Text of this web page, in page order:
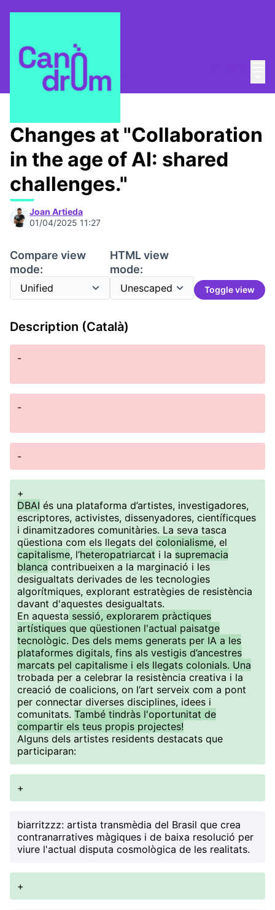
/ Canòdrom Obert
Changes at "Collaboration
in the age of AI: shared
challenges."
Joan Artieda
01/04/2025 11:27
Compare view
mode:
HTML view
mode:
Toggle view
Description (Català)
-
-
-
+
DBAI és una plataforma d’artistes, investigadores,
escriptores, activistes, dissenyadores, científicques
i dinamitzadores comunitàries. La seva tasca
qüestiona com els llegats del colonialisme, el
capitalisme, l’heteropatriarcat i la supremacia
blanca contribueixen a la marginació i les
desigualtats derivades de les tecnologies
algorítmiques, explorant estratègies de resistència
davant d'aquestes desigualtats.
En aquesta sessió, explorarem pràctiques
artístiques que qüestionen l'actual paisatge
tecnològic. Des dels mems generats per IA a les
plataformes digitals, fins als vestigis d’ancestres
marcats pel capitalisme i els llegats colonials. Una
trobada per a celebrar la resistència creativa i la
creació de coalicions, on l’art serveix com a pont
per connectar diverses disciplines, idees i
comunitats. També tindràs l'oportunitat de
compartir els teus propis projectes!
Alguns dels artistes residents destacats que
participaran:
+
biarritzzz: artista transmèdia del Brasil que crea
contranarratives màgiques i de baixa resolució per
viure l'actual disputa cosmològica de les realitats.
+